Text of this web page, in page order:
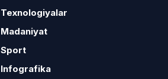
Texnologiyalar
Madaniyat
Sport
Infografika